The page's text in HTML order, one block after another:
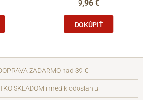
9,96 €
DOKÚPIŤ
ZADARMO nad 39 €
SKLADOM ihneď k odoslaniu